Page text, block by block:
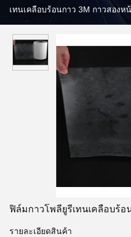
เทนเคลือบร้อนกาว 3M กาวสองห
ฟิล์มกาวโพลียูรีเทนเคลือบร้อ
รายละเอียดสินค้า